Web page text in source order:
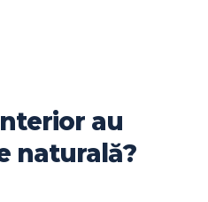
au
naturală?